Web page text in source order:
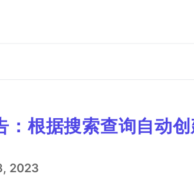
：根据搜索查询自动
2023